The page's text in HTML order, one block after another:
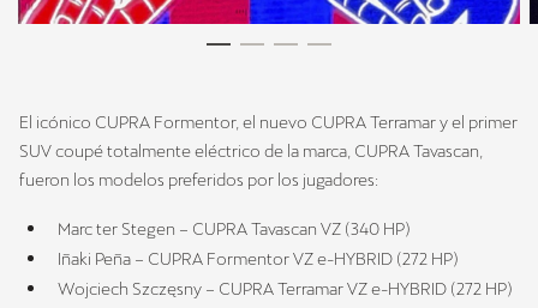
El icónico CUPRA Formentor, el nuevo CUPRA Terramar y el primer
SUV coupé totalmente eléctrico de la marca, CUPRA Tavascan,
fueron los modelos preferidos por los jugadores:
Marc ter Stegen – CUPRA Tavascan VZ (340 HP)
Iñaki Peña – CUPRA Formentor VZ e-HYBRID (272 HP)
Wojciech Szczęsny – CUPRA Terramar VZ e-HYBRID (272 HP)